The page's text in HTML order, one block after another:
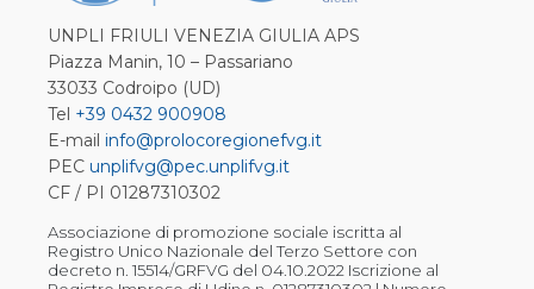
UNPLI FRIULI VENEZIA GIULIA APS
Piazza Manin, 10 – Passariano
33033 Codroipo (UD)
Tel +39 0432 900908
E-mail info@prolocoregionefvg.it
PEC unplifvg@pec.unplifvg.it
CF / PI 01287310302
Associazione di promozione sociale iscritta al
Registro Unico Nazionale del Terzo Settore con
decreto n. 15514/GRFVG del 04.10.2022 Iscrizione al